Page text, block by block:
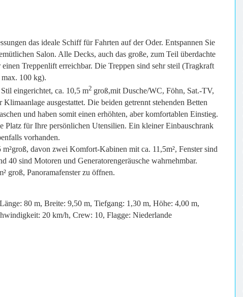
das ideale Schiff für Fahrten auf der Oder. Entspannen Sie
Salon. Alle Decks, auch das große, zum Teil überdachte
Treppenlift erreichbar. Die Treppen sind sehr steil (Tragkraft
100 kg).
eingerichtet, ca. 10,5 m2 groß,mit Dusche/WC, Föhn, Sat.-TV,
ausgestattet. Die beiden getrennt stehenden Betten
und haben somit einen erhöhten, aber komfortablen Einstieg.
Platz für Ihre persönlichen Utensilien. Ein kleiner Einbauschrank
vorhanden.
davon zwei Komfort-Kabinen mit ca. 11,5m², Fenster sind
40 sind Motoren und Generatorengeräusche wahrnehmbar.
groß, Panoramafenster zu öffnen.
80 m, Breite: 9,50 m, Tiefgang: 1,30 m, Höhe: 4,00 m,
20 km/h, Crew: 10, Flagge: Niederlande